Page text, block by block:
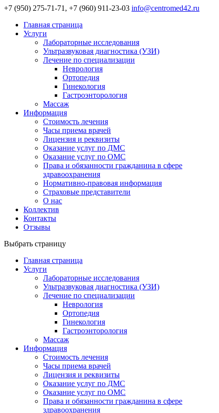
+7 (950) 275-71-71, +7 (960) 911-23-03 info@centromed42.ru
Главная страница
Услуги
Лабораторные исследования
Ультразвуковая диагностика (УЗИ)
Лечение по специализации
Неврология
Ортопедия
Гинекология
Гастроэнторология
Массаж
Информация
Стоимость лечения
Часы приема врачей
Лицензия и реквизиты
Оказание услуг по ДМС
Оказание услуг по ОМС
Права и обязанности гражданина в сфере
здравоохранения
Нормативно-правовая информация
Страховые представители
О нас
Коллектив
Контакты
Отзывы
Выбрать страницу
Главная страница
Услуги
Лабораторные исследования
Ультразвуковая диагностика (УЗИ)
Лечение по специализации
Неврология
Ортопедия
Гинекология
Гастроэнторология
Массаж
Информация
Стоимость лечения
Часы приема врачей
Лицензия и реквизиты
Оказание услуг по ДМС
Оказание услуг по ОМС
Права и обязанности гражданина в сфере
здравоохранения